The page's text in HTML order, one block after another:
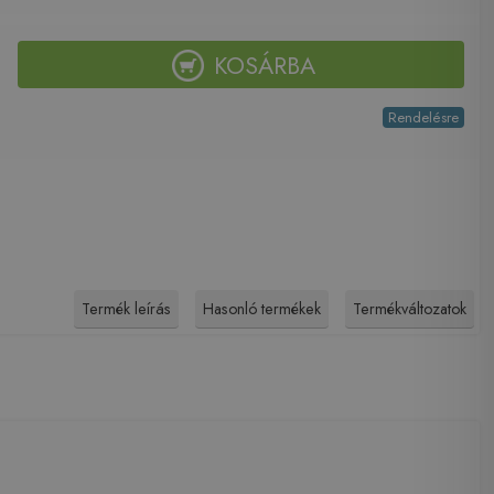
KOSÁRBA
Rendelésre
Termék leírás Hasonló termékek Termékváltozatok